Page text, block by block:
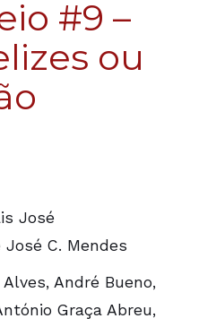
#9 –
ou
José
José C. Mendes
André Bueno,
Graça Abreu,